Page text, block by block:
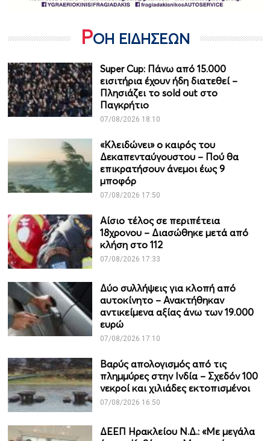
ΡΟΗ ΕΙΔΗΣΕΩΝ
Super Cup: Πάνω από 15.000
εισιτήρια έχουν ήδη διατεθεί –
Πλησιάζει το sold out στο
Παγκρήτιο
07/08/2026 18:10
«Κλειδώνει» ο καιρός του
Δεκαπενταύγουστου – Πού θα
επικρατήσουν άνεμοι έως 9
μποφόρ
07/08/2026 17:50
Αίσιο τέλος σε περιπέτεια
18χρονου – Διασώθηκε μετά από
κλήση στο 112
07/08/2026 17:33
Δύο συλλήψεις για κλοπή από
αυτοκίνητο – Ανακτήθηκαν
αντικείμενα αξίας άνω των 19.000
ευρώ
07/08/2026 17:10
Βαρύς απολογισμός από τις
πλημμύρες στην Ινδία – Σχεδόν 100
νεκροί και χιλιάδες εκτοπισμένοι
07/08/2026 16:50
ΔΕΕΠ Ηρακλείου Ν.Δ.: «Με μεγάλα